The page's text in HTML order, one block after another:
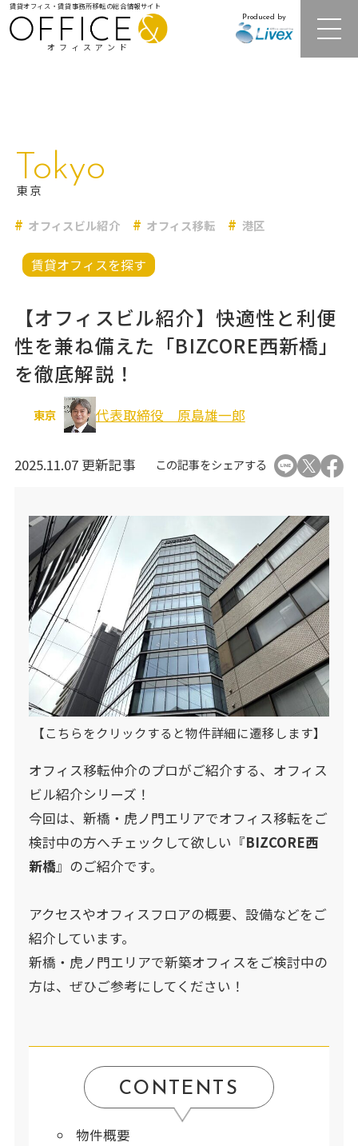
オフィスアンド
賃貸オフィス・賃貸事務所移転の総合情報サイト
Produced by
注目オフィスビル紹介
居抜きオフィス・セットアップオフィス
レンタルオフィス
オフィス移転事例
オフィス移転関連
個人情報の取り扱いについて 運営会社
Tokyo
東京
オフィスビル紹介 オフィス移転 港区
賃貸オフィスを探す
【オフィスビル紹介】快適性と利便
性を兼ね備えた「BIZCORE西新橋」
を徹底解説！
東京 代表取締役 原島雄一郎
2025.11.07 更新記事 この記事をシェアする
【こちらをクリックすると物件詳細に遷移します】
オフィス移転仲介のプロがご紹介する、オフィス
ビル紹介シリーズ！
今回は、新橋・虎ノ門エリアでオフィス移転をご
検討中の方へチェックして欲しい『BIZCORE西
新橋』のご紹介です。
アクセスやオフィスフロアの概要、設備などをご
紹介しています。
新橋・虎ノ門エリアで新築オフィスをご検討中の
方は、ぜひご参考にしてください！
CONTENTS
物件概要